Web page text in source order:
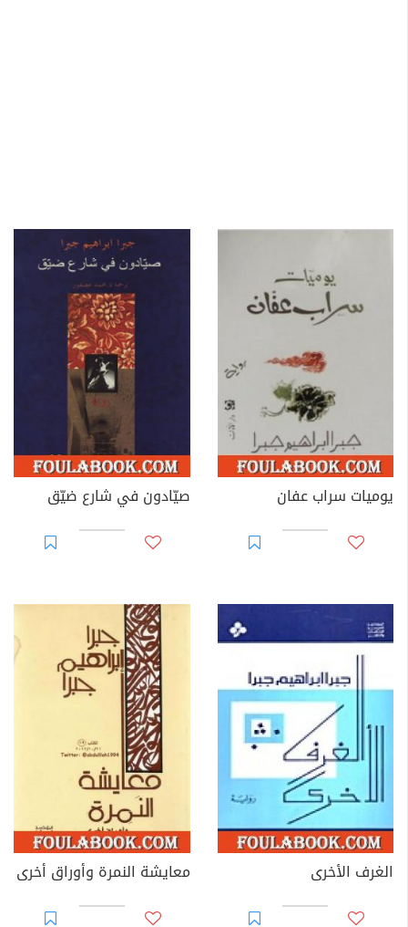
يوميات سراب عفان صيّادون في شارع ضيّق
الغرف الأخرى معايشة النمرة وأوراق أخرى